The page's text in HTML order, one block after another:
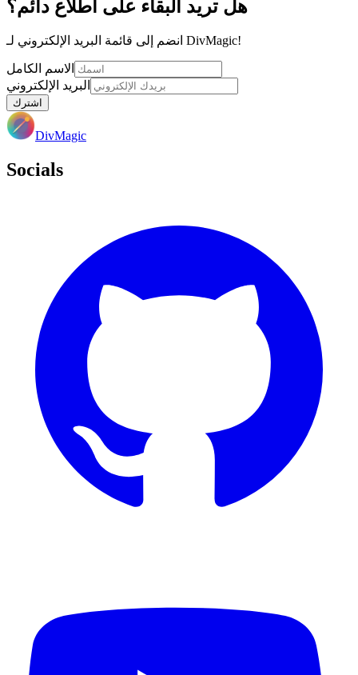
هل تريد البقاء على اطلاع دائم؟
انضم إلى قائمة البريد الإلكتروني لـ DivMagic!
الاسم الكامل
البريد الإلكتروني
اشترك
DivMagic
Socials